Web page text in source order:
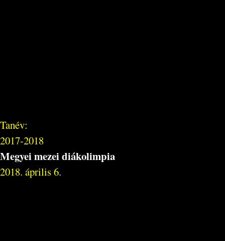
Tanév:
2017-2018
Megyei mezei diákolimpia
2018. április 6.